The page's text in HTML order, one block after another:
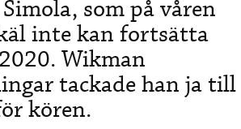
som på våren
inte kan fortsätta
Wikman
tackade han ja till
kören.